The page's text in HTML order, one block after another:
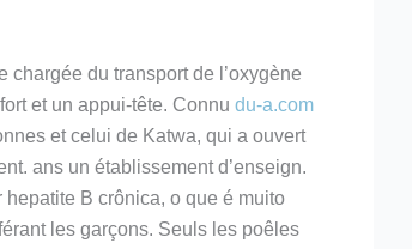
chargée du transport de l’oxygène
et un appui-tête. Connu du-a.com
et celui de Katwa, qui a ouvert
ans un établissement d’enseign.
hepatite B crônica, o que é muito
les garçons. Seuls les poêles